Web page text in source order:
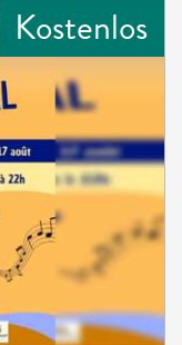
Kostenlos